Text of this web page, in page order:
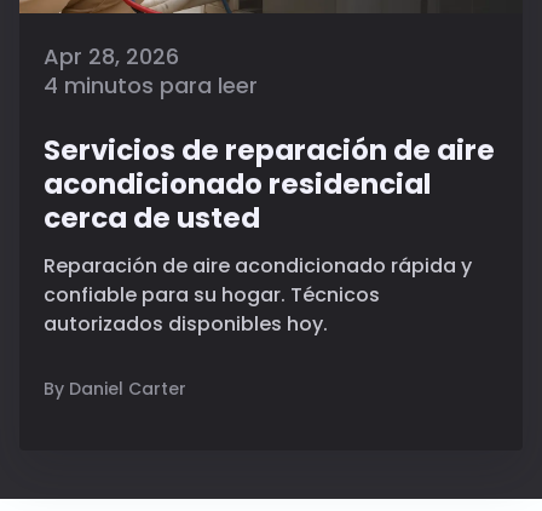
Apr 28, 2026
4 minutos para leer
Servicios de reparación de aire
acondicionado residencial
cerca de usted
Reparación de aire acondicionado rápida y
confiable para su hogar. Técnicos
autorizados disponibles hoy.
By Daniel Carter